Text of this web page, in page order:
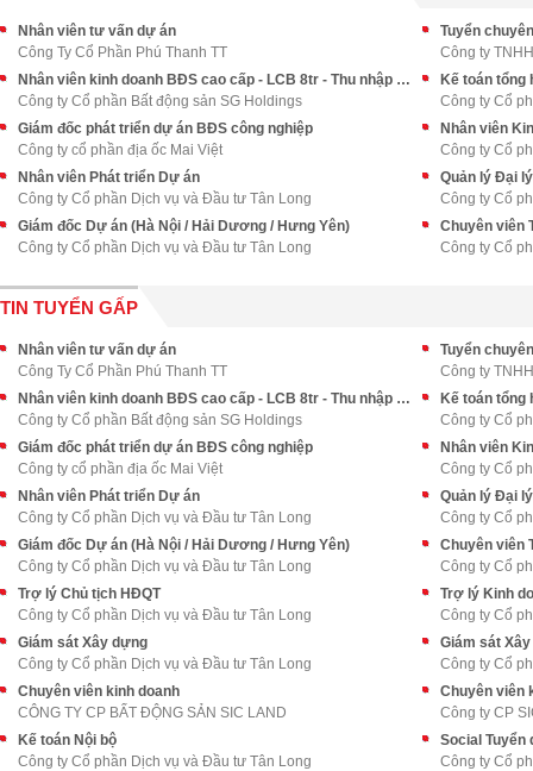
Nhân viên tư vấn dự án
Công Ty Cổ Phần Phú Thanh TT
Tuyển
Công ty
Nhân viên kinh doanh BĐS cao cấp - LCB 8tr - Thu nhập upto 70tr++
Công ty Cổ phần Bất động sản SG Holdings
Kế toán tổng
Công ty Cổ
Giám đốc phát triển dự án BĐS công nghiệp
Công ty cổ phần địa ốc Mai Việt
Nhân viên
Công ty Cổ
Nhân viên Phát triển Dự án
Công ty Cổ phần Dịch vụ và Đầu tư Tân Long
Quản lý Đại lý
Công ty Cổ
Giám đốc Dự án (Hà Nội / Hải Dương / Hưng Yên)
Công ty Cổ phần Dịch vụ và Đầu tư Tân Long
Chuyên viên
Công ty Cổ
TIN TUYỂN GẤP
Nhân viên tư vấn dự án
Công Ty Cổ Phần Phú Thanh TT
Tuyển
Công ty
Nhân viên kinh doanh BĐS cao cấp - LCB 8tr - Thu nhập upto 70tr++
Công ty Cổ phần Bất động sản SG Holdings
Kế toán tổng
Công ty Cổ
Giám đốc phát triển dự án BĐS công nghiệp
Công ty cổ phần địa ốc Mai Việt
Nhân viên
Công ty Cổ
Nhân viên Phát triển Dự án
Công ty Cổ phần Dịch vụ và Đầu tư Tân Long
Quản lý Đại lý
Công ty Cổ
Giám đốc Dự án (Hà Nội / Hải Dương / Hưng Yên)
Công ty Cổ phần Dịch vụ và Đầu tư Tân Long
Chuyên viên
Công ty Cổ
Trợ lý Chủ tịch HĐQT
Công ty Cổ phần Dịch vụ và Đầu tư Tân Long
Trợ lý Kinh
Công ty Cổ
Giám sát Xây dựng
Công ty Cổ phần Dịch vụ và Đầu tư Tân Long
Giám sát
Công ty Cổ
Chuyên viên kinh doanh
CÔNG TY CP BẤT ĐỘNG SẢN SIC LAND
Chuyên viên
Công ty CP
Kế toán Nội bộ
Công ty Cổ phần Dịch vụ và Đầu tư Tân Long
Social Tuyển
Công ty Cổ